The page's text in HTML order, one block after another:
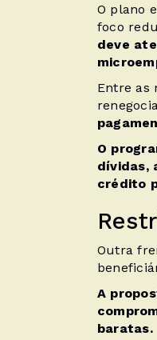
O plano
foco
deve
Entre as
O
dívidas,
crédito
Outra
A
baratas.